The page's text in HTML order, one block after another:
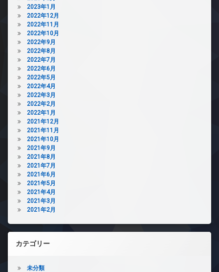
2023年1月
2022年12月
2022年11月
2022年10月
2022年9月
2022年8月
2022年7月
2022年6月
2022年5月
2022年4月
2022年3月
2022年2月
2022年1月
2021年12月
2021年11月
2021年10月
2021年9月
2021年8月
2021年7月
2021年6月
2021年5月
2021年4月
2021年3月
2021年2月
カテゴリー
未分類